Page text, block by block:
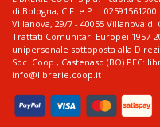
di Bologna, C.F. e P.I.:
Villanova, 29/7 - 40055 Villanova di
Trattati Comunitari Europei 1957-
unipersonale sottoposta alla
Soc. Coop., Castenaso (BO) PEC:
info@librerie.coop.it